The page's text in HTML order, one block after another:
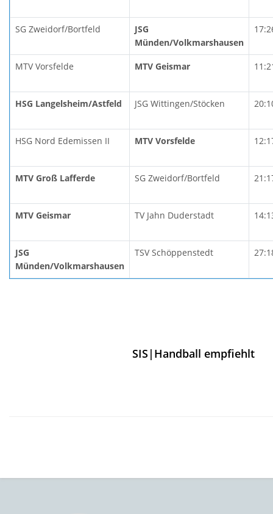
SG Zweidorf/Bortfeld
JSG
Münden/Volkmarshausen
MTV Vorsfelde MTV Geismar
HSG Langelsheim/Astfeld JSG Wittingen/Stöcken
HSG Nord Edemissen II MTV Vorsfelde
MTV Groß Lafferde SG Zweidorf/Bortfeld
MTV Geismar TV Jahn Duderstadt
JSG
Münden/Volkmarshausen
TSV Schöppenstedt
SIS|Handball empfiehlt